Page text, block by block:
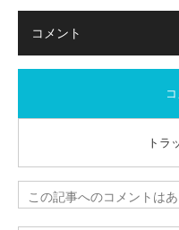
コメント
トラ
この記事へのコメントはあ